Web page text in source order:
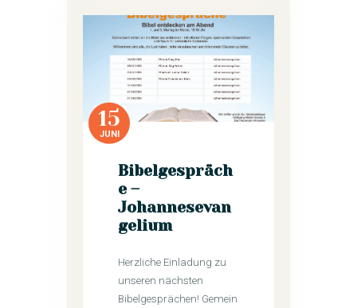
15
JUNI
Bibelgespräch
e –
Johannesevan
gelium
Herzliche Einladung zu
unseren nächsten
Bibelgesprächen! Gemein